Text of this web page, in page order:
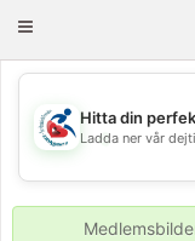
Toggle
💖
Hitta din
Ladda ner vår